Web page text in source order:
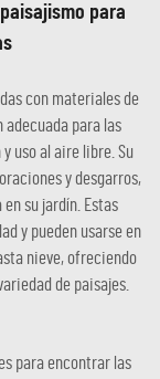
para
con materiales de
para las
uso al aire libre. Su
y desgarros,
su jardín. Estas
y pueden usarse en
nieve, ofreciendo
de paisajes.
para encontrar las